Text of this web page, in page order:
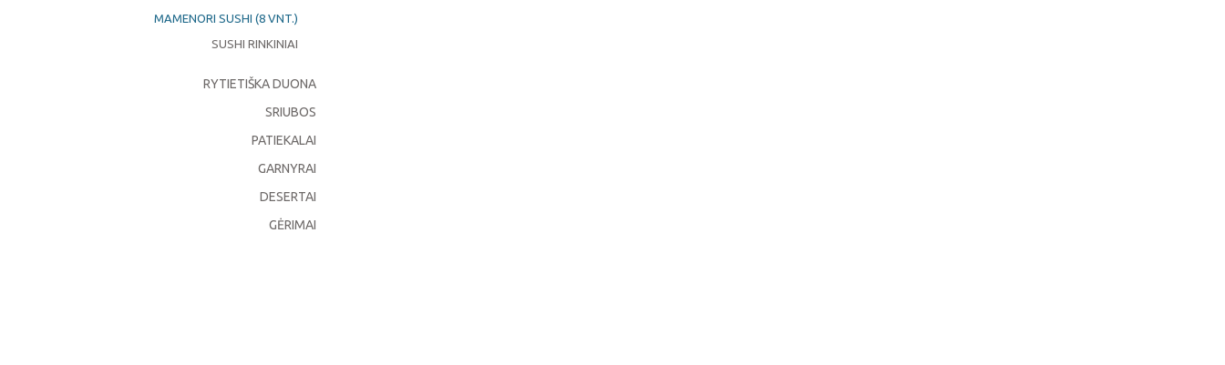
MAMENORI SUSHI (8 VNT.)
SUSHI RINKINIAI
RYTIETIŠKA DUONA
SRIUBOS
PATIEKALAI
GARNYRAI
DESERTAI
GĖRIMAI